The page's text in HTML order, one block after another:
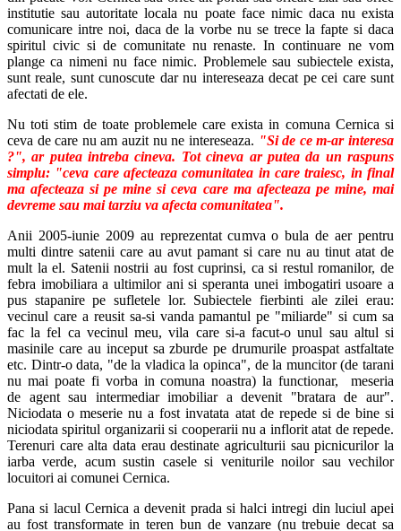
institutie sau autoritate locala nu poate face nimic daca nu exista
comunicare intre noi, daca de la vorbe nu se trece la fapte si daca
spiritul civic si de comunitate nu renaste. In continuare ne vom
plange ca nimeni nu face nimic. Problemele sau subiectele exista,
sunt reale, sunt cunoscute dar nu intereseaza decat pe cei care sunt
afectati de ele.
Nu toti stim de toate problemele care exista in comuna Cernica si
ceva de care nu am auzit nu ne intereseaza. "Si de ce m-ar interesa
?", ar putea intreba cineva. Tot cineva ar putea da un raspuns
simplu: "ceva care afecteaza comunitatea in care traiesc, in final
ma afecteaza si pe mine si ceva care ma afecteaza pe mine, mai
devreme sau mai tarziu va afecta comunitatea".
Anii 2005-iunie 2009 au reprezentat cumva o bula de aer pentru
multi dintre satenii care au avut pamant si care nu au tinut atat de
mult la el. Satenii nostrii au fost cuprinsi, ca si restul romanilor, de
febra imobiliara a ultimilor ani si speranta unei imbogatiri usoare a
pus stapanire pe sufletele lor. Subiectele fierbinti ale zilei erau:
vecinul care a reusit sa-si vanda pamantul pe "miliarde" si cum sa
fac la fel ca vecinul meu, vila care si-a facut-o unul sau altul si
masinile care au inceput sa zburde pe drumurile proaspat astfaltate
etc. Dintr-o data, "de la vladica la opinca", de la muncitor (de tarani
nu mai poate fi vorba in comuna noastra) la functionar, meseria
de agent sau intermediar imobiliar a devenit "bratara de aur".
Niciodata o meserie nu a fost invatata atat de repede si de bine si
niciodata spiritul organizarii si cooperarii nu a inflorit atat de repede.
Terenuri care alta data erau destinate agriculturii sau picnicurilor la
iarba verde, acum sustin casele si veniturile noilor sau vechilor
locuitori ai comunei Cernica.
Pana si lacul Cernica a devenit prada si halci intregi din luciul apei
au fost transformate in teren bun de vanzare (nu trebuie decat sa